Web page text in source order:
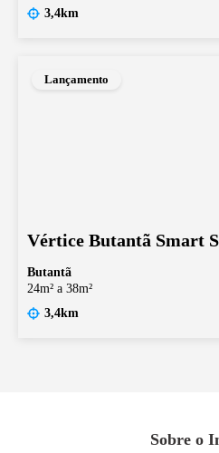
3,4km
Lançamento
Vértice Butantã Smart
Butantã
24m² a 38m²
3,4km
Sobre o